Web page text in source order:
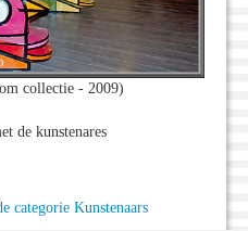
collectie - 2009)
de kunstenares
categorie Kunstenaars